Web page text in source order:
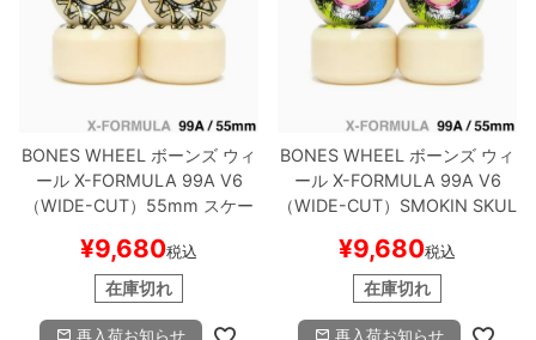
BONES WHEEL ボーンズ ウィ
ールX-FORMULA 99A V6
（WIDE-CUT） 55mm スケー
¥9,680税込
在庫切れ
再入荷お知らせ
BONES WHEEL ボーンズ ウィ
ールX-FORMULA 99A V6
（WIDE-CUT） SMOKIN SKUL
ボー
¥9,680税込
在庫切れ
再入荷お知らせ